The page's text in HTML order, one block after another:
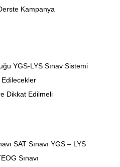
Kampanya
YGS-LYS Sınav Sistemi
Dikkat Edilmeli
SAT Sınavı YGS – LYS
Sınavı